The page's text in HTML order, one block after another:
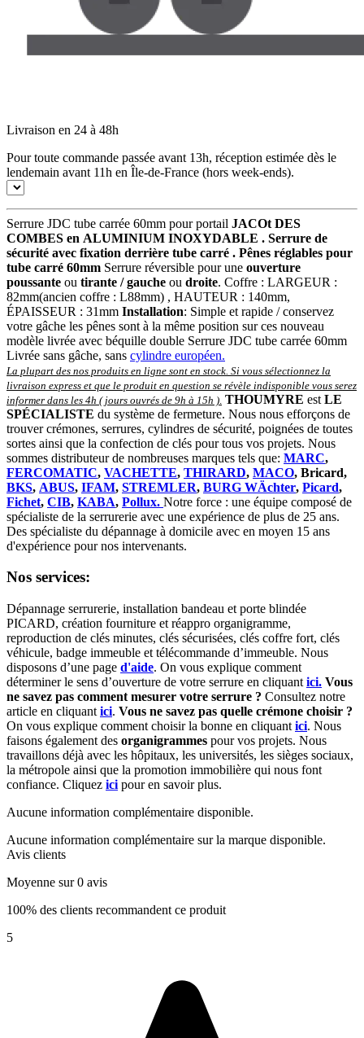
Livraison en 24 à 48h
Pour toute commande passée avant 13h, réception estimée dès le
lendemain avant 11h en Île-de-France (hors week-ends).
Serrure JDC tube carrée 60mm pour portail JACOt DES
COMBES en ALUMINIUM INOXYDABLE . Serrure de
sécurité avec fixation derrière tube carré . Pênes réglables pour
tube carré 60mm Serrure réversible pour une ouverture
poussante ou tirante / gauche ou droite. Coffre : LARGEUR :
82mm(ancien coffre : L88mm) , HAUTEUR : 140mm,
ÉPAISSEUR : 31mm Installation: Simple et rapide / conservez
votre gâche les pênes sont à la même position sur ces nouveau
modèle livrée avec béquille double Serrure JDC tube carrée 60mm
Livrée sans gâche, sans cylindre européen.
La plupart des nos produits en ligne sont en stock. Si vous sélectionnez la
livraison express et que le produit en question se révèle indisponible vous serez
informer dans les 4h ( jours ouvrés de 9h à 15h ) THOUMYRE est LE
SPÉCIALISTE du système de fermeture. Nous nous efforçons de
trouver crémones, serrures, cylindres de sécurité, poignées de toutes
sortes ainsi que la confection de clés pour tous vos projets. Nous
sommes distributeur de nombreuses marques tels que: MARC,
FERCOMATIC, VACHETTE, THIRARD, MACO, Bricard,
BKS, ABUS, IFAM, STREMLER, BURG WÄchter, Picard,
Fichet, CIB, KABA, Pollux. Notre force : une équipe composé de
spécialiste de la serrurerie avec une expérience de plus de 25 ans.
Des spécialiste du dépannage à domicile avec en moyen 15 ans
d'expérience pour nos intervenants.
Nos services:
Dépannage serrurerie, installation bandeau et porte blindée
PICARD, création fourniture et réappro organigramme,
reproduction de clés minutes, clés sécurisées, clés coffre fort, clés
véhicule, badge immeuble et télécommande d’immeuble. Nous
disposons d’une page d'aide. On vous explique comment
déterminer le sens d’ouverture de votre serrure en cliquant ici. Vous
ne savez pas comment mesurer votre serrure ? Consultez notre
article en cliquant ici. Vous ne savez pas quelle crémone choisir ?
On vous explique comment choisir la bonne en cliquant ici. Nous
faisons également des organigrammes pour vos projets. Nous
travaillons déjà avec les hôpitaux, les universités, les sièges sociaux,
la métropole ainsi que la promotion immobilière qui nous font
confiance. Cliquez ici pour en savoir plus.
Aucune information complémentaire disponible.
Aucune information complémentaire sur la marque disponible.
Avis clients
Moyenne sur 0 avis
100% des clients recommandent ce produit
5